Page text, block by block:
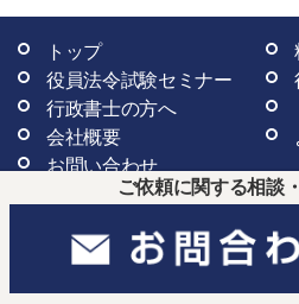
ご依頼に関する相談
トップ
役員法令試験セミナー
行政書士の方へ
会社概要
お問い合わせ
神奈川県横浜
301 ご依頼専
（無料相